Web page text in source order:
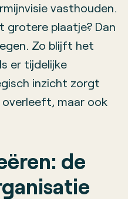
vasthouden.
grotere plaatje? Dan
Zo blijft het
er tijdelijke
inzicht zorgt
maar ook
de